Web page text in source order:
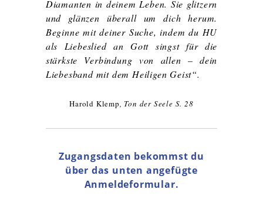
Diamanten in deinem Leben. Sie glitzern
und glänzen überall um dich herum.
Beginne mit deiner Suche, indem du HU
als Liebeslied an Gott singst für die
stärkste Verbindung von allen – dein
Liebesband mit dem Heiligen Geist“.
Harold Klemp, Ton der Seele S.28
Zugangsdaten bekommst du
über das unten angefügte
Anmeldeformular.